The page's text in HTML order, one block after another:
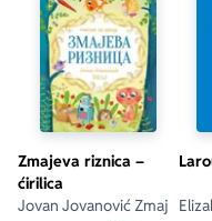
Zmajeva riznica –
ćirilica
Jovan Jovanović Zmaj